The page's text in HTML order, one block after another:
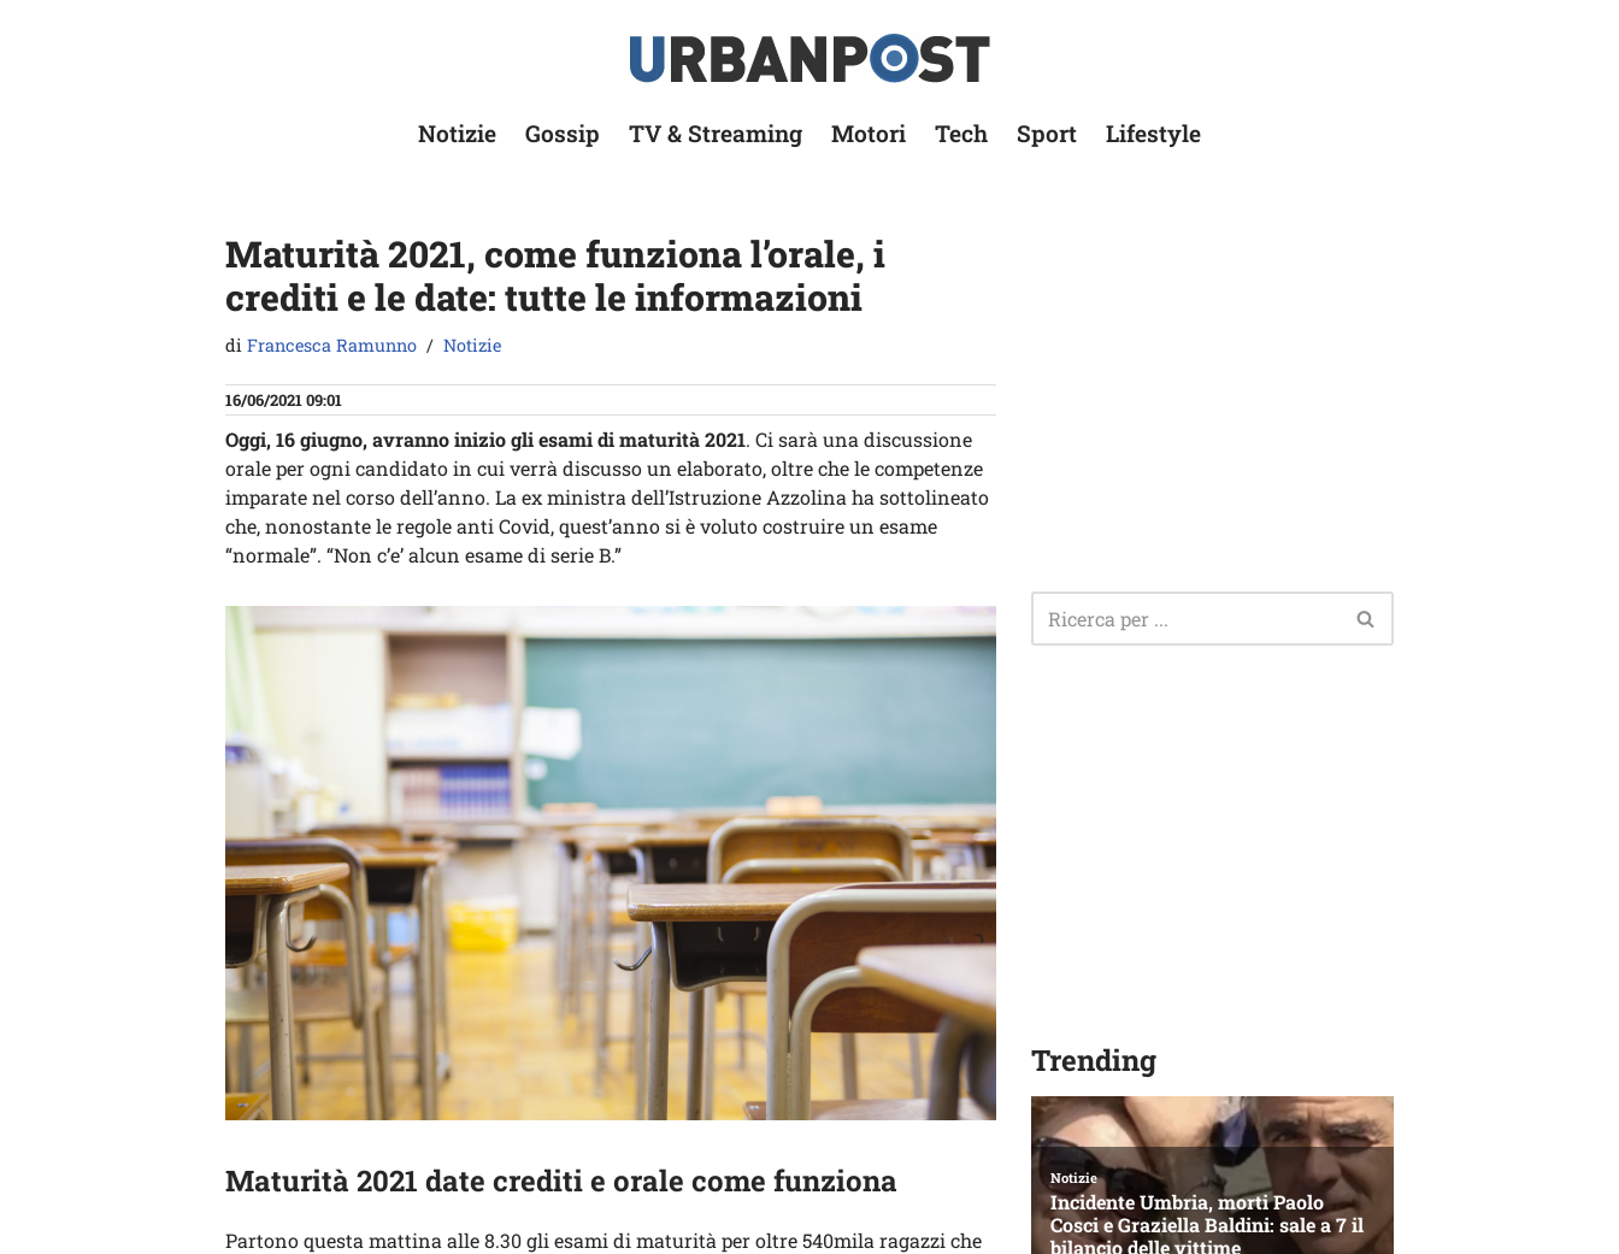
Notizie Gossip TV & Streaming Motori Tech Sport Lifestyle
Maturità 2021, come funziona l’orale, i
crediti e le date: tutte le informazioni
di Francesca Ramunno Notizie
16/06/2021 09:01
Oggi, 16 giugno, avranno inizio gli esami di maturità 2021. Ci sarà una discussione
orale per ogni candidato in cui verrà discusso un elaborato, oltre che le competenze
imparate nel corso dell’anno. La ex ministra dell’Istruzione Azzolina ha sottolineato
che, nonostante le regole anti Covid, quest’anno si è voluto costruire un esame
“normale”. “Non c’e’ alcun esame di serie B.”
Maturità 2021 date crediti e orale come funziona
Partono questa mattina alle 8.30 gli esami di maturità per oltre 540mila ragazzi che
Trending